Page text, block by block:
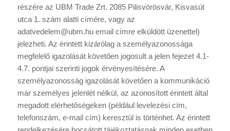
részére az UBM Trade Zrt. 2085 Pilisvörösvár, Kisvasút
utca 1. szám alatti címére, vagy az
adatvedelem@ubm.huemail címre elküldött üzenettel)
jelezheti. Az érintett kizárólag a személyazonossága
megfelelő igazolását követően jogosult a jelen fejezet 4.1-
4.7. pontjai szerinti jogok érvényesítésére. A
személyazonosság igazolását követően a kommunikáció
már személyes jelenlét nélkül, az azonosított érintett által
megadott elérhetőségeken (például levelezési cím,
telefonszám, e-mail cím) keresztül is történhet. Az érintett